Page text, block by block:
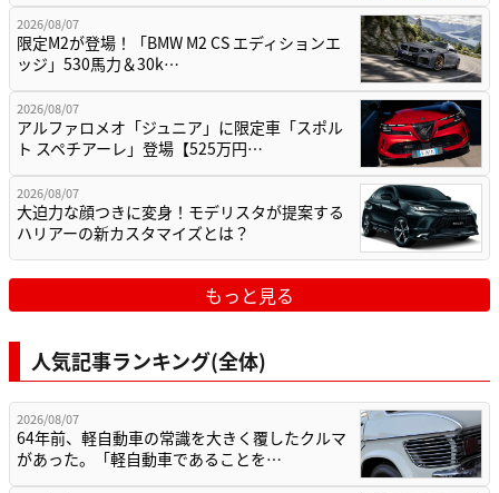
2026/08/07
限定M2が登場！「BMW M2 CS エディションエ
ッジ」530馬力＆30k…
2026/08/07
アルファロメオ「ジュニア」に限定車「スポル
ト スペチアーレ」登場【525万円…
2026/08/07
大迫力な顔つきに変身！モデリスタが提案する
ハリアーの新カスタマイズとは？
もっと見る
人気記事ランキング(全体)
2026/08/07
64年前、軽自動車の常識を大きく覆したクルマ
があった。「軽自動車であることを…